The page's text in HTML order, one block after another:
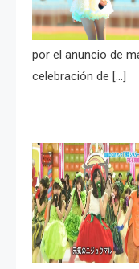
por el anuncio de
celebración de […]